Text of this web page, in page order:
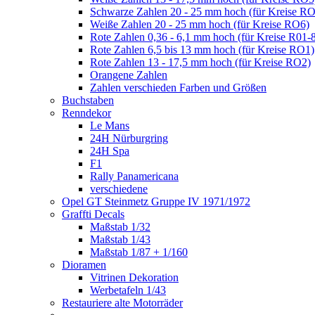
Schwarze Zahlen 20 - 25 mm hoch (für Kreise
Weiße Zahlen 20 - 25 mm hoch (für Kreise RO6)
Rote Zahlen 0,36 - 6,1 mm hoch (für Kreise R01-
Rote Zahlen 6,5 bis 13 mm hoch (für Kreise RO1)
Rote Zahlen 13 - 17,5 mm hoch (für Kreise RO2)
Orangene Zahlen
Zahlen verschieden Farben und Größen
Buchstaben
Renndekor
Le Mans
24H Nürburgring
24H Spa
F1
Rally Panamericana
verschiedene
Opel GT Steinmetz Gruppe IV 1971/1972
Graffti Decals
Maßstab 1/32
Maßstab 1/43
Maßstab 1/87 + 1/160
Dioramen
Vitrinen Dekoration
Werbetafeln 1/43
Restauriere alte Motorräder